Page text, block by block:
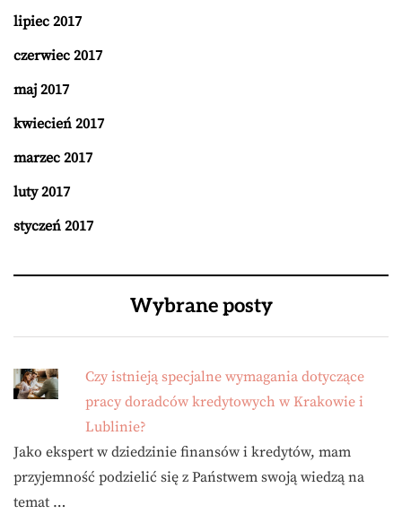
lipiec 2017
czerwiec 2017
maj 2017
kwiecień 2017
marzec 2017
luty 2017
styczeń 2017
Wybrane posty
Czy istnieją specjalne wymagania dotyczące
pracy doradców kredytowych w Krakowie i
Lublinie?
Jako ekspert w dziedzinie finansów i kredytów, mam
przyjemność podzielić się z Państwem swoją wiedzą na
temat …